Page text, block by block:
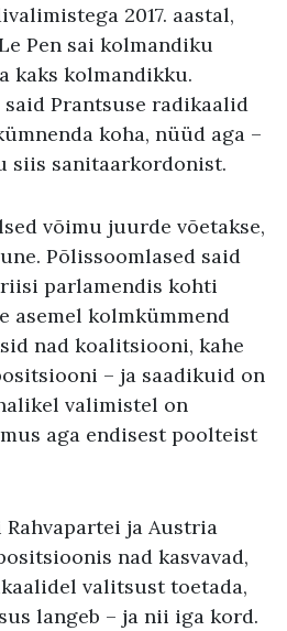
2017. aastal,
Pen sai kolmandiku
kaks kolmandikku.
Prantsuse radikaalid
koha, nüüd aga –
siis sanitaarkordonist.
võimu juurde võetakse,
Põlissoomlased said
parlamendis kohti
asemel kolmkümmend
nad koalitsiooni, kahe
– ja saadikuid on
valimistel on
aga endisest poolteist
ja Austria
nad kasvavad,
valitsust toetada,
langeb – ja nii iga kord.